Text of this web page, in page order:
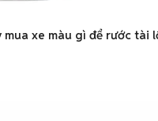
mua xe màu gì để rước tài